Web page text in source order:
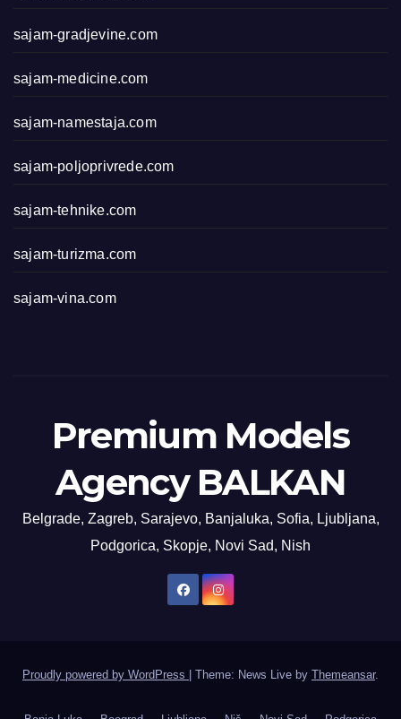
sajam-gradjevine.com
sajam-medicine.com
sajam-namestaja.com
sajam-poljoprivrede.com
sajam-tehnike.com
sajam-turizma.com
sajam-vina.com
Premium Models
Agency BALKAN
Belgrade, Zagreb, Sarajevo, Banjaluka, Sofia, Ljubljana,
Podgorica, Skopje, Novi Sad, Nish
Proudly powered by WordPress Theme: News Live by Themeansar.